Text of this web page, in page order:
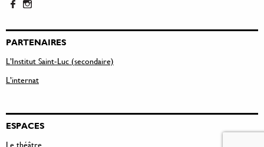
PARTENAIRES
L’Institut Saint-Luc (secondaire)
L’internat
ESPACES
Le théâtre